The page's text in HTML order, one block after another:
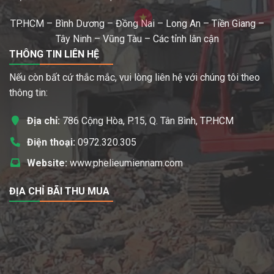
TP.HCM – Bình Dương – Đồng Nai – Long An – Tiền Giang –
Tây Ninh – Vũng Tàu – Các tỉnh lân cận
THÔNG TIN LIÊN HỆ
Nếu còn bất cứ thắc mắc, vui lòng liên hệ với chúng tôi theo
thông tin:
Địa chỉ: 786 Cộng Hòa, P.15, Q. Tân Bình, TP.HCM
Điện thoại: 0972.320.305
Website: www.phelieumiennam.com
ĐỊA CHỈ BÃI THU MUA